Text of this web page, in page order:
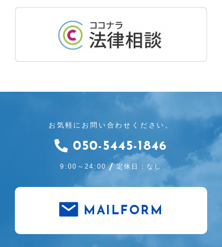
MAILFORM
お気軽にお問い合わせください。
050-5445-1846
9:00～24:00 定休日：なし